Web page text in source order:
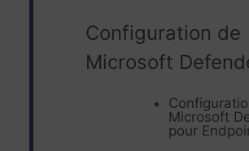
Configuration de
Microsoft
Microsoft
pour